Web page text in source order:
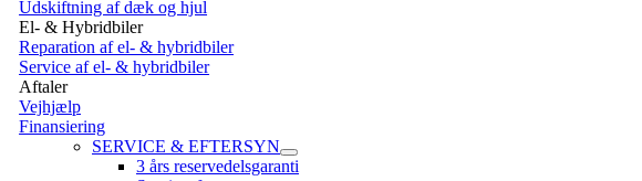
Udskiftning af dæk og hjul
El- & Hybridbiler
Reparation af el- & hybridbiler
Service af el- & hybridbiler
Aftaler
Vejhjælp
Finansiering
SERVICE & EFTERSYN
3 års reservedelsgaranti